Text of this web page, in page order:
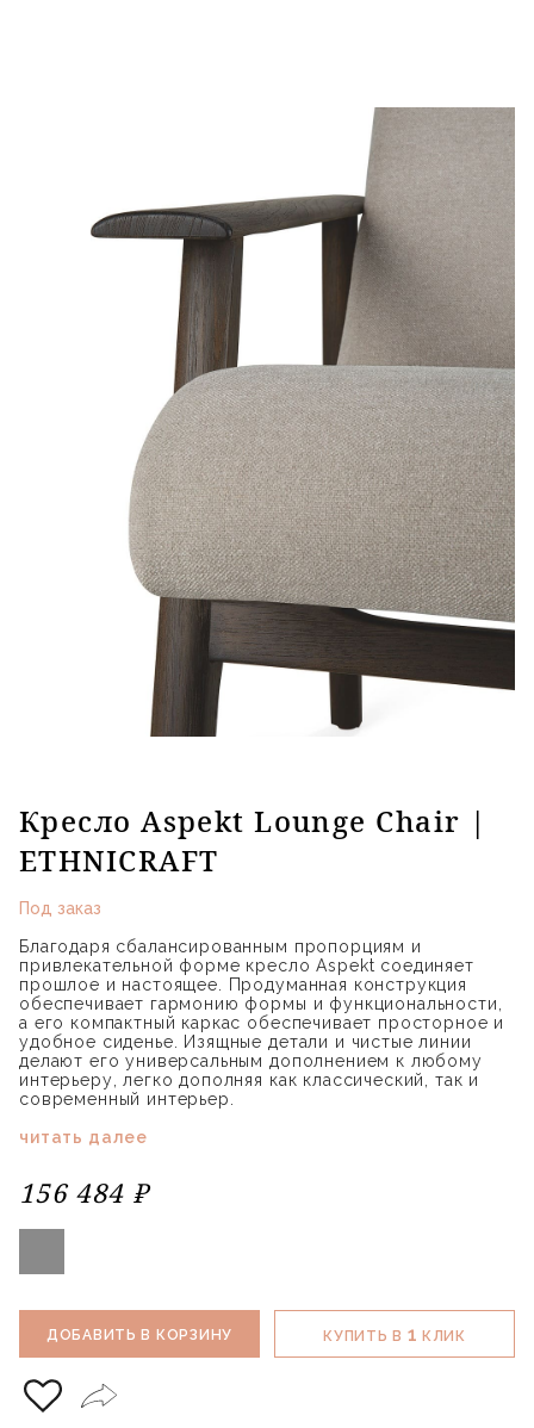
Кресло Aspekt Lounge Chair |
ETHNICRAFT
Под заказ
Благодаря сбалансированным пропорциям и
привлекательной форме кресло Aspekt соединяет
прошлое и настоящее. Продуманная конструкция
обеспечивает гармонию формы и функциональности,
а его компактный каркас обеспечивает просторное и
удобное сиденье. Изящные детали и чистые линии
делают его универсальным дополнением к любому
интерьеру, легко дополняя как классический, так и
современный интерьер.
читать далее
156 484 ₽
ДОБАВИТЬ В КОРЗИНУ КУПИТЬ В 1 КЛИК